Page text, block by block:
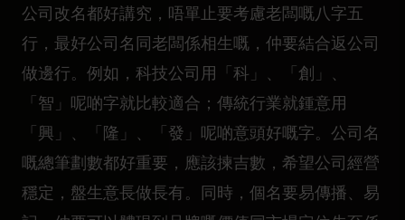
公司改名都好講究，唔單止要考慮老闆嘅八字五
行，最好公司名同老闆係相生嘅，仲要結合返公司
做邊行。例如，科技公司用「科」、「創」、
「智」呢啲字就比較適合；傳統行業就鍾意用
「興」、「隆」、「發」呢啲意頭好嘅字。公司名
嘅總筆劃數都好重要，應該揀吉數，希望公司經營
穩定，盤生意長做長有。同時，個名要易傳播、易